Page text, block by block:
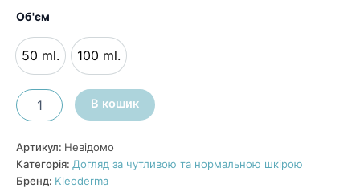
на основі
покупців
Об'єм
50 ml. 100 ml.
Крем
відновлюючий
β-
каратином
кількість
В кошик
Артикул: Невідомо
Категорія: Догляд за чутливою та нормальною шкірою
Бренд: Kleoderma